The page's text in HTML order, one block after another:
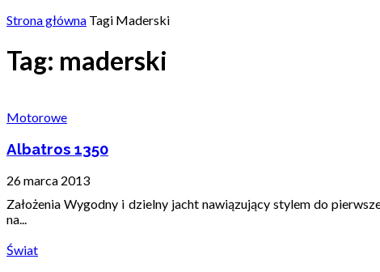
Strona główna Tagi Maderski
Tag: maderski
Motorowe
Albatros 1350
26 marca 2013
Założenia Wygodny i dzielny jacht nawiązujący stylem do
na...
Świat